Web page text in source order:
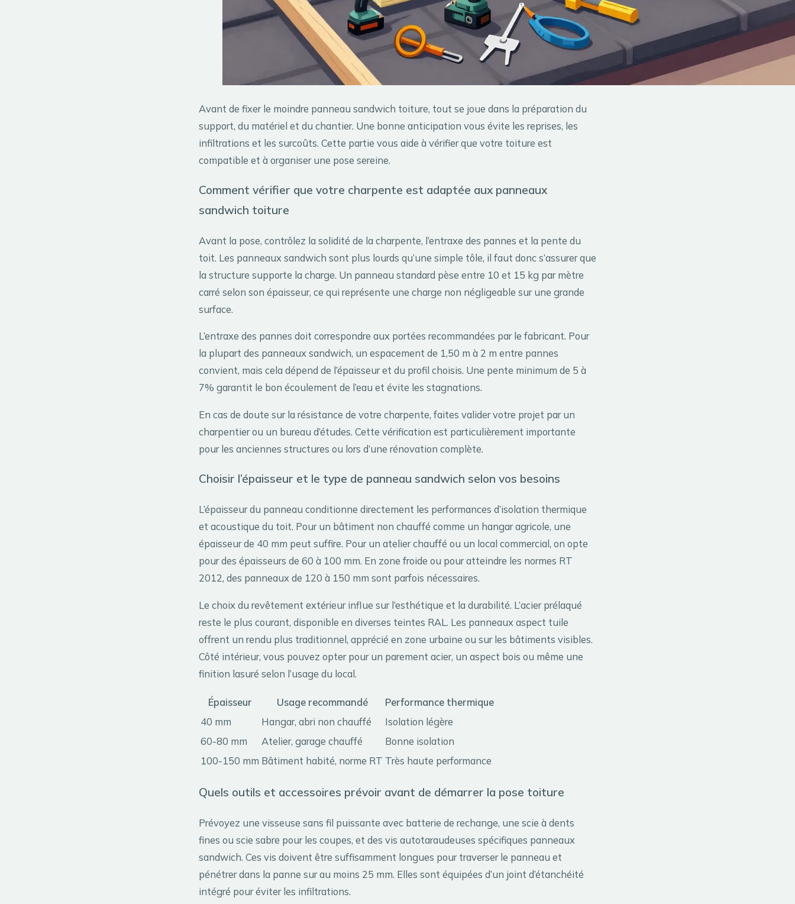
Avant de fixer le moindre panneau sandwich toiture, tout se joue dans la préparation du
support, du matériel et du chantier. Une bonne anticipation vous évite les reprises, les
infiltrations et les surcoûts. Cette partie vous aide à vérifier que votre toiture est
compatible et à organiser une pose sereine.
Comment vérifier que votre charpente est adaptée aux panneaux
sandwich toiture
Avant la pose, contrôlez la solidité de la charpente, l’entraxe des pannes et la pente du
toit. Les panneaux sandwich sont plus lourds qu’une simple tôle, il faut donc s’assurer que
la structure supporte la charge. Un panneau standard pèse entre 10 et 15 kg par mètre
carré selon son épaisseur, ce qui représente une charge non négligeable sur une grande
surface.
L’entraxe des pannes doit correspondre aux portées recommandées par le fabricant. Pour
la plupart des panneaux sandwich, un espacement de 1,50 m à 2 m entre pannes
convient, mais cela dépend de l’épaisseur et du profil choisis. Une pente minimum de 5 à
7% garantit le bon écoulement de l’eau et évite les stagnations.
En cas de doute sur la résistance de votre charpente, faites valider votre projet par un
charpentier ou un bureau d’études. Cette vérification est particulièrement importante
pour les anciennes structures ou lors d’une rénovation complète.
Choisir l’épaisseur et le type de panneau sandwich selon vos besoins
L’épaisseur du panneau conditionne directement les performances d’isolation thermique
et acoustique du toit. Pour un bâtiment non chauffé comme un hangar agricole, une
épaisseur de 40 mm peut suffire. Pour un atelier chauffé ou un local commercial, on opte
pour des épaisseurs de 60 à 100 mm. En zone froide ou pour atteindre les normes RT
2012, des panneaux de 120 à 150 mm sont parfois nécessaires.
Le choix du revêtement extérieur influe sur l’esthétique et la durabilité. L’acier prélaqué
reste le plus courant, disponible en diverses teintes RAL. Les panneaux aspect tuile
offrent un rendu plus traditionnel, apprécié en zone urbaine ou sur les bâtiments visibles.
Côté intérieur, vous pouvez opter pour un parement acier, un aspect bois ou même une
finition lasuré selon l’usage du local.
Épaisseur Usage recommandé
Performance thermique
40 mm
Hangar, abri non chauffé
Isolation légère
60-80 mm
Atelier, garage chauffé
Bonne isolation
100-150 mm Bâtiment habité, norme RT Très haute performance
Quels outils et accessoires prévoir avant de démarrer la pose toiture
Prévoyez une visseuse sans fil puissante avec batterie de rechange, une scie à dents
fines ou scie sabre pour les coupes, et des vis autotaraudeuses spécifiques panneaux
sandwich. Ces vis doivent être suffisamment longues pour traverser le panneau et
pénétrer dans la panne sur au moins 25 mm. Elles sont équipées d’un joint d’étanchéité
intégré pour éviter les infiltrations.